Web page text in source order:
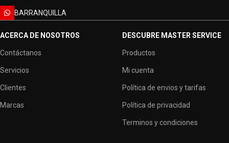
BARRANQUILLA
ACERCA DE NOSOTROS
Contáctanos
Servicios
Clientes
Marcas
DESCUBRE MASTER SERVICE
Productos
Mi cuenta
Política de envios y tarifas
Política de privacidad
Terminos y condiciones